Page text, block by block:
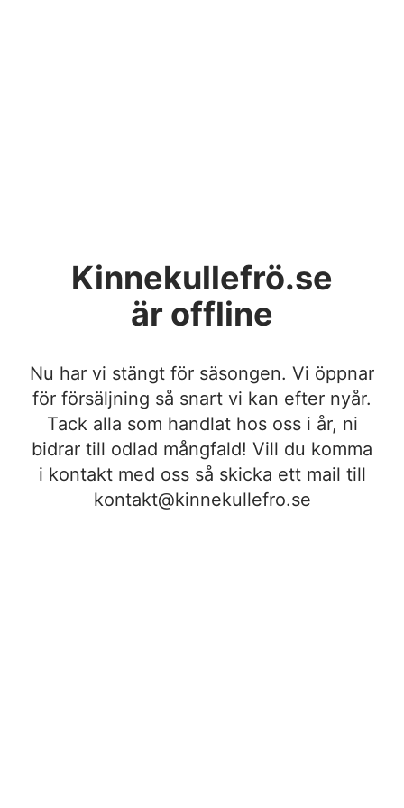
Kinnekullefrö.se
är offline
Nu har vi stängt för säsongen. Vi öppnar
för försäljning så snart vi kan efter nyår.
Tack alla som handlat hos oss i år, ni
bidrar till odlad mångfald! Vill du komma
i kontakt med oss så skicka ett mail till
kontakt@kinnekullefro.se